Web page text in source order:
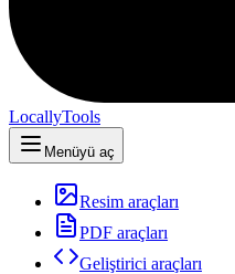
LocallyTools
Menüyü aç
Resim araçları
PDF araçları
Geliştirici araçları